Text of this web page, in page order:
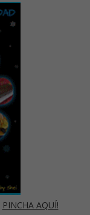
PINCHA AQUÍ!